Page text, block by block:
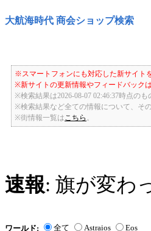
大航海時代 商会ショップ検索
※スマートフォンにも対応した新サイト
※新サイトの更新情報やフィードバック
※検索結果は2026-08-07 02:46:37時点の
※検索結果など全ての情報について、そ
※街情報一覧は こちら
速報: 旗が変わ
ワールド: 全て Astraios Eos